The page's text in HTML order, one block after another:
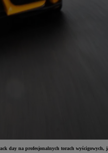
day na profesjonalnych torach